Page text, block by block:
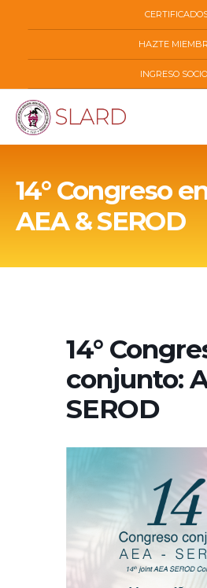
HAZTE
INGRESO
14° Congreso
AEA & SEROD
14°
conjunto:
SEROD